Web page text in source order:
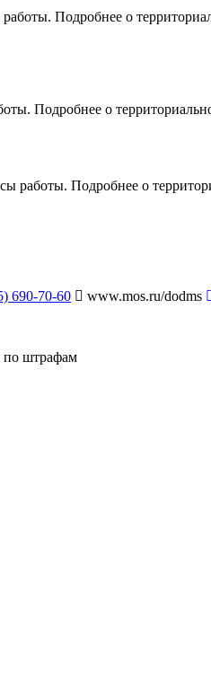
Подробнее о
Подробнее о
работы. Подробнее о
690-70-60 www.mos.ru/dodms
штрафам